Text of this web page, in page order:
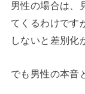
男性の場合は、
てくるわけです
しないと差別化
でも男性の本音